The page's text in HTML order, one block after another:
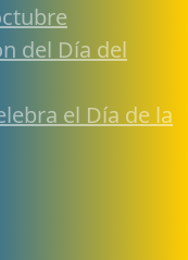
del Día del
el Día de la